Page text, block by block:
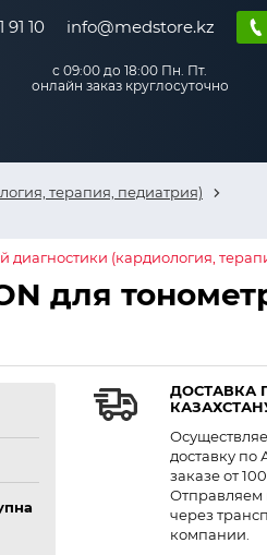
91 10 info@medstore.kz
с 09:00 до 18:00 Пн. Пт.
онлайн заказ круглосуточно
терапия, педиатрия)
(кардиология,
для
ДОСТАВКА
доставку по
заказе от
Отправляем
через
компании.